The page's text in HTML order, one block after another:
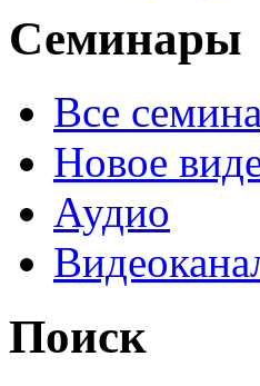
Семинары
Все
Новое
Аудио
Поиск